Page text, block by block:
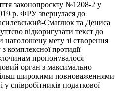
законопроєкту №1208-2 у
р. ФРУ звернулася до
Смаглюк та Дениса
відкоригувати текст до
мету зі створення
комплексної протидії
пропонувалося
орган з максимально
широкими повноваженнями
у співробітників податкової